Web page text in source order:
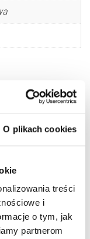
O plikach cookies
treści
i
o tym, jak
partnerom